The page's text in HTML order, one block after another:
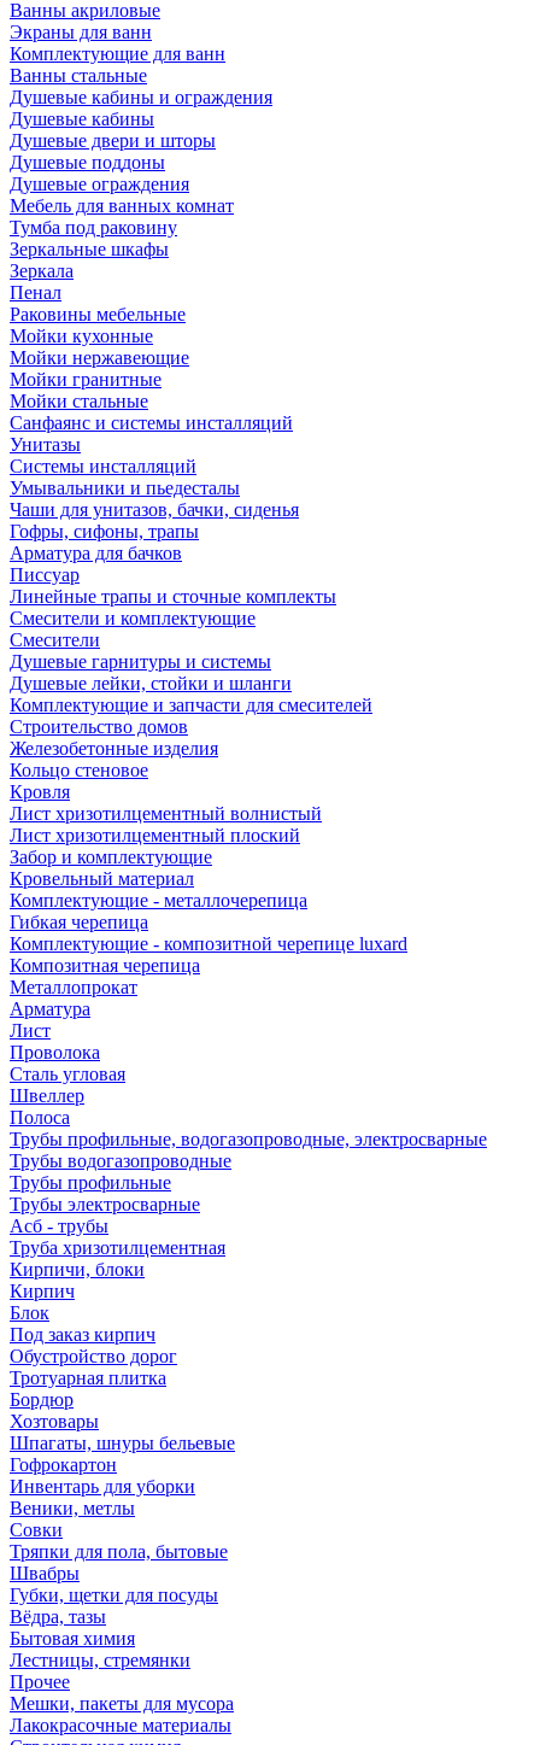
Ванны акриловые
Экраны для ванн
Комплектующие для ванн
Ванны стальные
Душевые кабины и ограждения
Душевые кабины
Душевые двери и шторы
Душевые поддоны
Душевые ограждения
Мебель для ванных комнат
Тумба под раковину
Зеркальные шкафы
Зеркала
Пенал
Раковины мебельные
Мойки кухонные
Мойки нержавеющие
Мойки гранитные
Мойки стальные
Санфаянс и системы инсталляций
Унитазы
Системы инсталляций
Умывальники и пьедесталы
Чаши для унитазов, бачки, сиденья
Гофры, сифоны, трапы
Арматура для бачков
Писсуар
Линейные трапы и сточные комплекты
Смесители и комплектующие
Смесители
Душевые гарнитуры и системы
Душевые лейки, стойки и шланги
Комплектующие и запчасти для смесителей
Строительство домов
Железобетонные изделия
Кольцо стеновое
Кровля
Лист хризотилцементный волнистый
Лист хризотилцементный плоский
Забор и комплектующие
Кровельный материал
Комплектующие - металлочерепица
Гибкая черепица
Комплектующие - композитной черепице luxard
Композитная черепица
Металлопрокат
Арматура
Лист
Проволока
Сталь угловая
Швеллер
Полоса
Трубы профильные, водогазопроводные, электросварные
Трубы водогазопроводные
Трубы профильные
Трубы электросварные
Асб - трубы
Труба хризотилцементная
Кирпичи, блоки
Кирпич
Блок
Под заказ кирпич
Обустройство дорог
Тротуарная плитка
Бордюр
Хозтовары
Шпагаты, шнуры бельевые
Гофрокартон
Инвентарь для уборки
Веники, метлы
Совки
Тряпки для пола, бытовые
Швабры
Губки, щетки для посуды
Вёдра, тазы
Бытовая химия
Лестницы, стремянки
Прочее
Мешки, пакеты для мусора
Лакокрасочные материалы